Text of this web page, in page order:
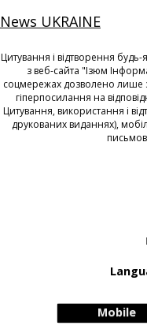
News UKRAINE
Цитування і відтворення будь-
з веб-сайта "Ізюм
соцмережах дозволено лише
гіперпосилання на
Цитування, використання і
друкованих виданнях),
Mobile